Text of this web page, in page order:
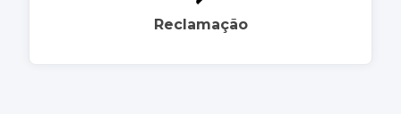
Reclamação